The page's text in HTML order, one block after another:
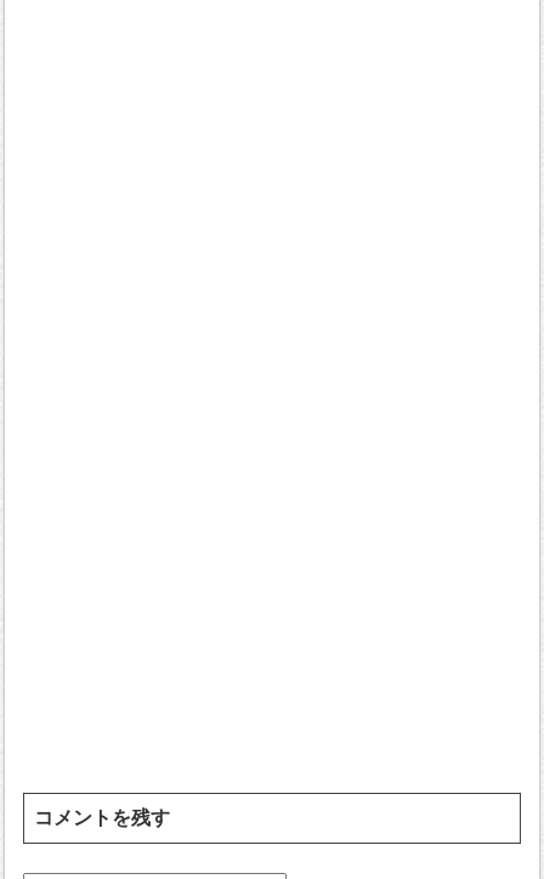
コメントを残す